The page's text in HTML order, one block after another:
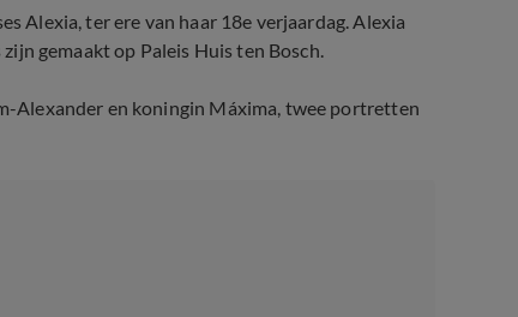
Alexia, ter ere van haar 18e verjaardag. Alexia
gemaakt op Paleis Huis ten Bosch.
Alexander en koningin Máxima, twee portretten